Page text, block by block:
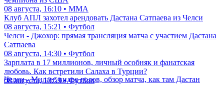
08 августа, 16:10 • ММА
Клуб АПЛ захотел арендовать Дастана Сатпаева из Челси
08 августа, 15:21 • Футбол
Челси - Джохор: прямая трансляция матча с участием Дастана
Сатпаева
08 августа, 14:30 • Футбол
Зарплата в 17 миллионов, личный особняк и фанатская
любовь. Как встретили Салаха в Турции?
08 августа, 13:59 • Футбол
Челси - Милан: видео голов, обзор матча, как там Дастан